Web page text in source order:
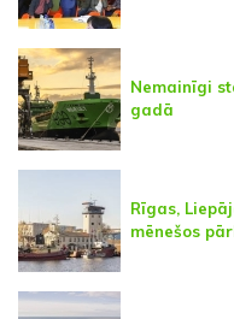
Nemainīgi
gadā
Rīgas,
mēnešos